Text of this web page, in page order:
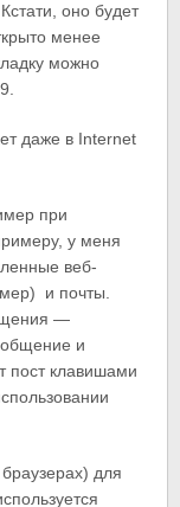
оно будет
менее
можно
даже в Internet
при
у меня
веб-
и почты.
—
и
пост клавишами
для